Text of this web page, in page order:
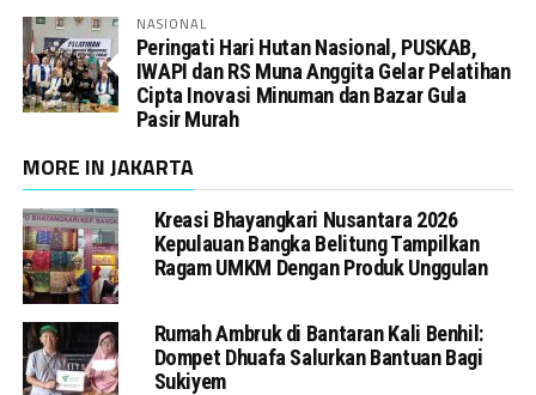
NASIONAL
Peringati Hari Hutan Nasional, PUSKAB,
IWAPI dan RS Muna Anggita Gelar Pelatihan
Cipta Inovasi Minuman dan Bazar Gula
Pasir Murah
MORE IN JAKARTA
Kreasi Bhayangkari Nusantara 2026
Kepulauan Bangka Belitung Tampilkan
Ragam UMKM Dengan Produk Unggulan
Rumah Ambruk di Bantaran Kali Benhil:
Dompet Dhuafa Salurkan Bantuan Bagi
Sukiyem